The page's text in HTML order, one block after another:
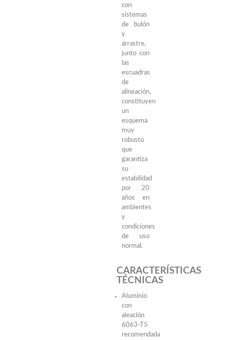
con
sistemas
de bulón
y
arrastre,
junto con
las
escuadras
de
alineación,
constituyen
un
esquema
muy
robusto
que
garantiza
su
estabilidad
por 20
años en
ambientes
y
condiciones
de uso
normal.
CARACTERÍSTICAS
TÉCNICAS
Aluminio
con
aleación
6063-T5
recomendada